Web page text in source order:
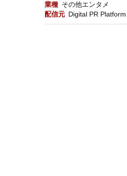
業種 その他エンタメ
配信元 Digital PR Platform